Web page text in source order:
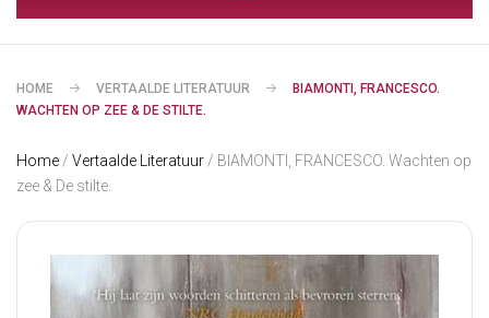
HOME VERTAALDE LITERATUUR
BIAMONTI, FRANCESCO.
WACHTEN OP ZEE & DE STILTE.
Home / Vertaalde Literatuur / BIAMONTI, FRANCESCO. Wachten op
zee & De stilte.